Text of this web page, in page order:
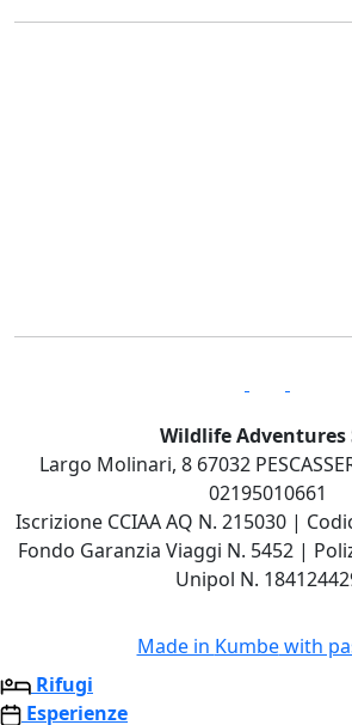
Wildlife Adventures
Largo Molinari, 8 67032
02195010661
Iscrizione CCIAA AQ N. 215030 |
Fondo Garanzia Viaggi N. 5452 |
Unipol N.
Made in Kumbewith
Rifugi
Esperienze